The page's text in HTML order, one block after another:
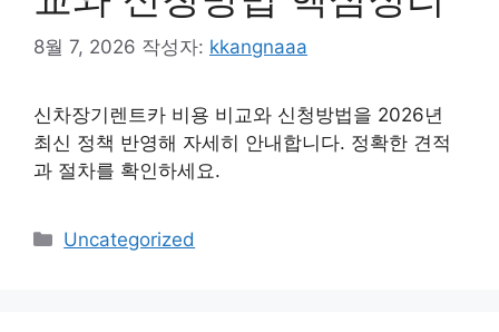
8월 7, 2026 작성자: kkangnaaa
신차장기렌트카 비용 비교와 신청방법을 2026년
최신 정책 반영해 자세히 안내합니다. 정확한 견적
과 절차를 확인하세요.
카
Uncategorized